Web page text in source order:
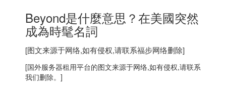
Beyond是什麼意思？在美國突然
成為時髦名詞
[图文来源于网络,如有侵权,请联系福步网络删除]
[国外服务器租用平台的图文来源于网络,如有侵权,请联系
我们删除。]